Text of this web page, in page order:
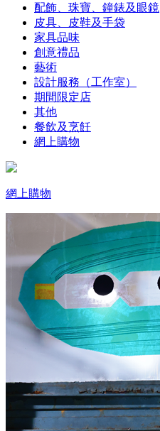
配飾、珠寶、鐘錶及眼鏡
皮具、皮鞋及手袋
家具品味
創意禮品
藝術
設計服務（工作室）
期間限定店
其他
餐飲及烹飪
網上購物
網上購物